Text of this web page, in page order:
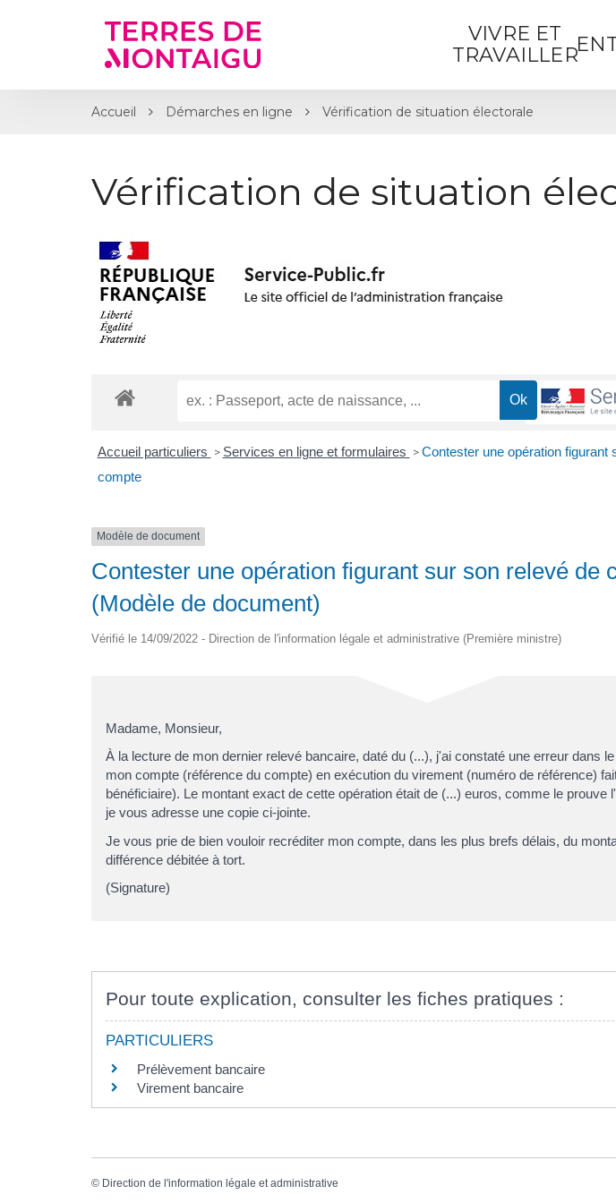
VIVRE ET
TRAVAILLER
Accueil Démarches en ligne Vérification de situation électorale
Vérification de situation
Accueil particuliers > Services en ligne et formulaires > Contester une opération figurant
compte
Modèle de document
Contester une opération figurant sur son relevé de
(Modèle de document)
Vérifié le 14/09/2022 - Direction de l'information légale et administrative (Première ministre)
Madame, Monsieur,
À la lecture de mon dernier relevé bancaire, daté du (...), j'ai constaté une erreur dans
mon compte (référence du compte) en exécution du virement (numéro de référence)
bénéficiaire). Le montant exact de cette opération était de (...) euros, comme le prouve
je vous adresse une copie ci-jointe.
Je vous prie de bien vouloir recréditer mon compte, dans les plus brefs délais, du
différence débitée à tort.
(Signature)
Pour toute explication, consulter les fiches pratiques :
PARTICULIERS
Prélèvement bancaire
Virement bancaire
© Direction de l'information légale et administrative